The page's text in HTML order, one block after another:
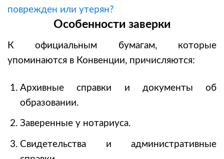
поврежден или утерян?
Особенности заверки
К официальным бумагам, которые
упоминаются в Конвенции, причисляются:
Архивные справки и документы об
образовании.
Заверенные у нотариуса.
Свидетельства и административные